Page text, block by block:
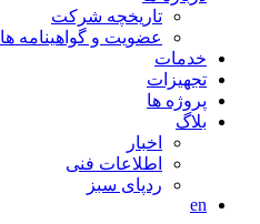
تاریخچه شرکت
عضویت و گواهینامه ها
خدمات
تجهیزات
پروژه ها
بلاگ
اخبار
اطلاعات فنی
ردپای سبز
en